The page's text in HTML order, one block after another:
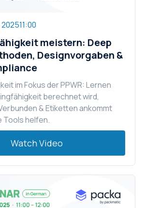
11:00
meistern: Deep
Designvorgaben &
im Fokus der PPWR: Lernen
berechnet wird,
& Etiketten ankommt
Tools helfen.
Watch Video